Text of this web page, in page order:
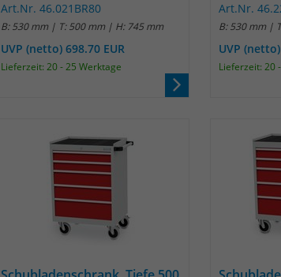
Art.Nr. 46.021BR80
B: 530 mm | T: 500 mm | H: 745 mm
UVP (netto) 698.70 EUR
Lieferzeit: 20 - 25 Werktage
Art.Nr.
B: 530 mm |
UVP
Lieferzeit: 20
Anbieter
30 Minuten
Zweck
Session Daten zu speichern
Name
Anbieter
Laufzeit wenige Sekunden